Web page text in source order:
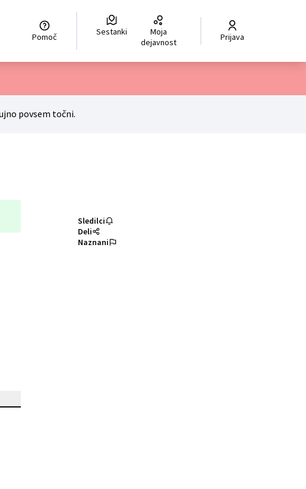
Choisir la langue Scegli la lingua Izberi jezik Dil seçiniz
Pomoč Sestanki
Moja
dejavnost
Prijava
povsem točni.
Sledilci
Deli
Naznani